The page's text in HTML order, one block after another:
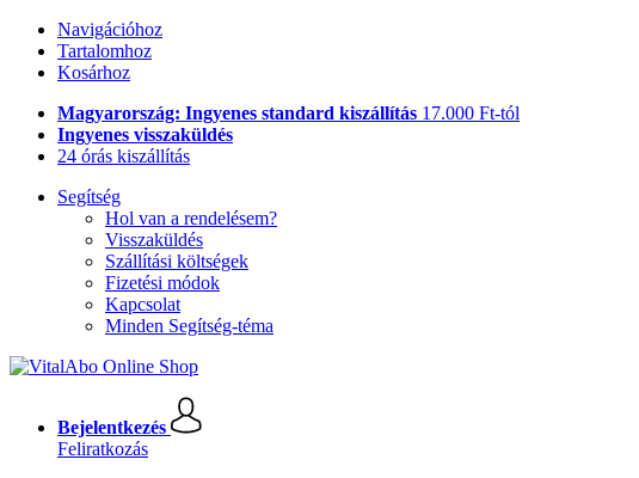
Navigációhoz
Tartalomhoz
Kosárhoz
Magyarország: Ingyenes standard kiszállítás 17.000 Ft-tól
Ingyenes visszaküldés
24 órás kiszállítás
Segítség
Hol van a rendelésem?
Visszaküldés
Szállítási költségek
Fizetési módok
Kapcsolat
Minden Segítség-téma
Bejelentkezés
Feliratkozás